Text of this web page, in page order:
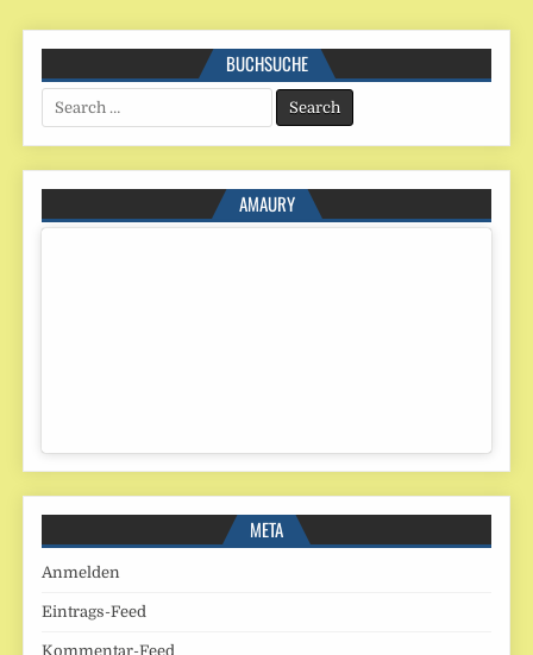
BUCHSUCHE
Search
for:
AMAURY
META
Anmelden
Eintrags-Feed
Kommentar-Feed